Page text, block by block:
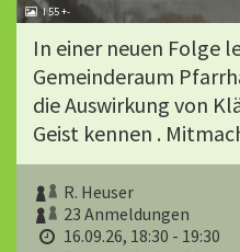
I 55 +-
In einer neuen Folge
Gemeinderaum
die Auswirkung von
Geist kennen .
R. Heuser
23 Anmeldungen
16.09.26, 18:30 - 19:30